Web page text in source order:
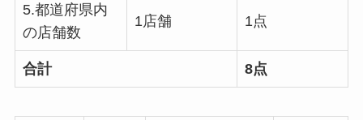
5.都道府県内
の店舗数
1店舗 1点
合計 8点